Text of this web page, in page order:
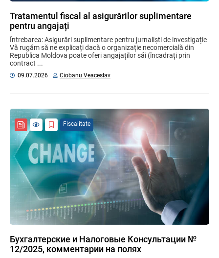
Tratamentul fiscal al asigurărilor suplimentare
pentru angajați
Întrebarea: Asigurări suplimentare pentru jurnaliști de investigație
Vă rugăm să ne explicați dacă o organizație necomercială din
Republica Moldova poate oferi angajaților săi (încadrați prin
contract ...
09.07.2026 Ciobanu Veaceslav
Fiscalitate
Бухгалтерские и Налоговые Консультации №
12/2025, комментарии на полях